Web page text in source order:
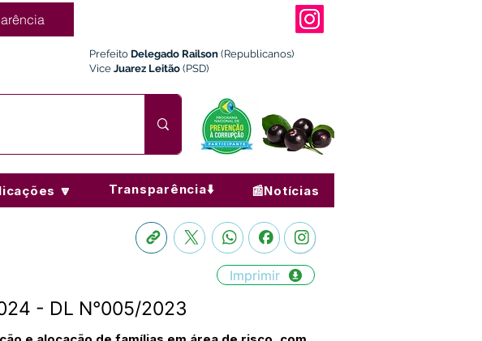
Prefeito Delegado Railson (Republicanos)
Vice Juarez Leitão (PSD)
🔽 Transparência⬇️ 📰Notícias
Imprimir
- DL N°005/2023